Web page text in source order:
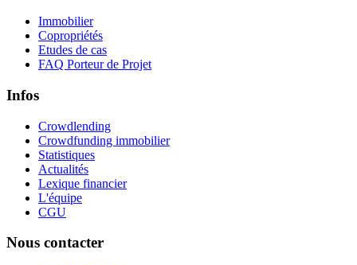
Immobilier
Copropriétés
Etudes de cas
FAQ Porteur de Projet
Infos
Crowdlending
Crowdfunding immobilier
Statistiques
Actualités
Lexique financier
L'équipe
CGU
Nous contacter